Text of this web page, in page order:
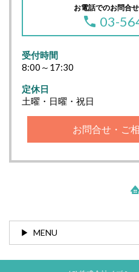
お電話でのお問合
03-
受付時間
8:00～17:30
定休日
土曜・日曜・祝日
お問合せ・ご
MENU